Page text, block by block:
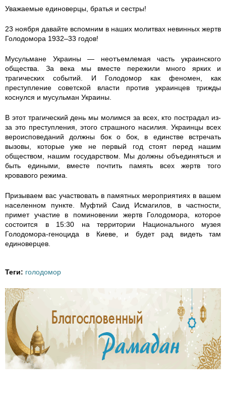
6
2
5
9
7
3
5
4
9
5
1
3
6
Уважаемые единоверцы, братья и сестры!
23 ноября давайте вспомним в наших молитвах невинных жертв
Голодомора 1932–33 годов!
Мусульмане Украины — неотъемлемая часть украинского
общества. За века мы вместе пережили много ярких и
трагических событий. И Голодомор как феномен, как
преступление советской власти против украинцев трижды
коснулся и мусульман Украины.
В этот трагический день мы молимся за всех, кто пострадал из-
за это преступления, этого страшного насилия. Украинцы всех
вероисповеданий должны бок о бок, в единстве встречать
вызовы, которые уже не первый год стоят перед нашим
обществом, нашим государством. Мы должны объединяться и
быть едиными, вместе почтить память всех жертв того
кровавого режима.
Призываем вас участвовать в памятных мероприятиях в вашем
населенном пункте. Муфтий Саид Исмагилов, в частности,
примет участие в поминовении жертв Голодомора, которое
состоится в 15:30 на территории Национального музея
Голодомора-геноцида в Киеве, и будет рад видеть там
единоверцев.
Теги: голодомор